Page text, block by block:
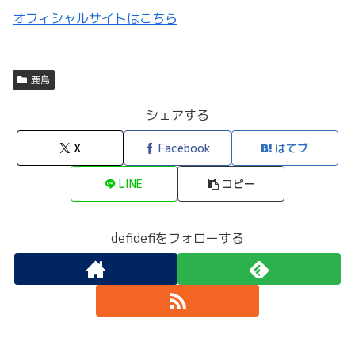
オフィシャルサイトはこちら
鹿島
シェアする
X Facebook はてブ
LINE コピー
defidefiをフォローする